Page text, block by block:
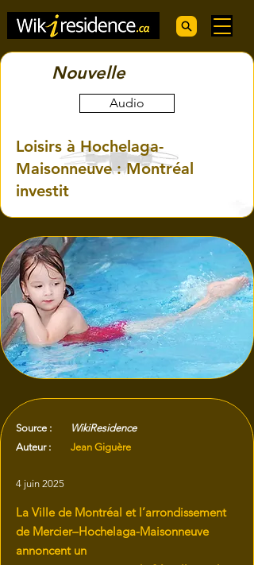
Nouvelle
Audio
Loisirs à Hochelaga-
Maisonneuve : Montréal
investit
Source :
WikiResidence
Auteur :
Jean Giguère
4 juin 2025
La Ville de Montréal et l’arrondissement
de Mercier–Hochelaga-Maisonneuve
annoncent un